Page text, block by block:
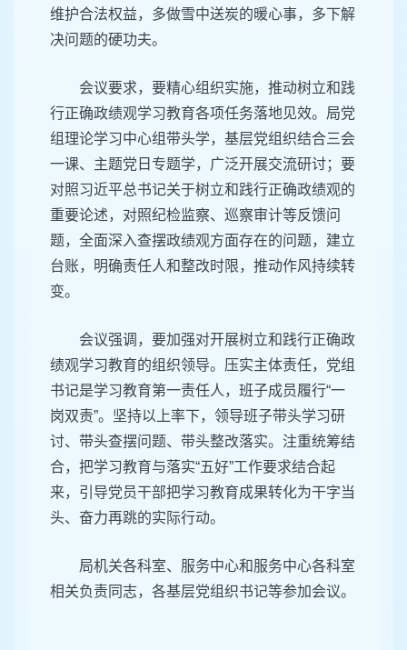
维护合法权益，多做雪中送炭的暖心事，多下解
决问题的硬功夫。
会议要求，要精心组织实施，推动树立和践
行正确政绩观学习教育各项任务落地见效。局党
组理论学习中心组带头学，基层党组织结合三会
一课、主题党日专题学，广泛开展交流研讨；要
对照习近平总书记关于树立和践行正确政绩观的
重要论述，对照纪检监察、巡察审计等反馈问
题，全面深入查摆政绩观方面存在的问题，建立
台账，明确责任人和整改时限，推动作风持续转
变。
会议强调，要加强对开展树立和践行正确政
绩观学习教育的组织领导。压实主体责任，党组
书记是学习教育第一责任人，班子成员履行“一
岗双责”。坚持以上率下，领导班子带头学习研
讨、带头查摆问题、带头整改落实。注重统筹结
合，把学习教育与落实“五好”工作要求结合起
来，引导党员干部把学习教育成果转化为干字当
头、奋力再跳的实际行动。
局机关各科室、服务中心和服务中心各科室
相关负责同志，各基层党组织书记等参加会议。